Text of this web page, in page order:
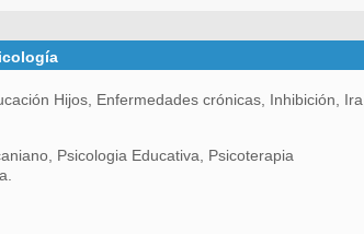
Hijos, Enfermedades crónicas, Inhibición, Ira,
Psicologia Educativa, Psicoterapia